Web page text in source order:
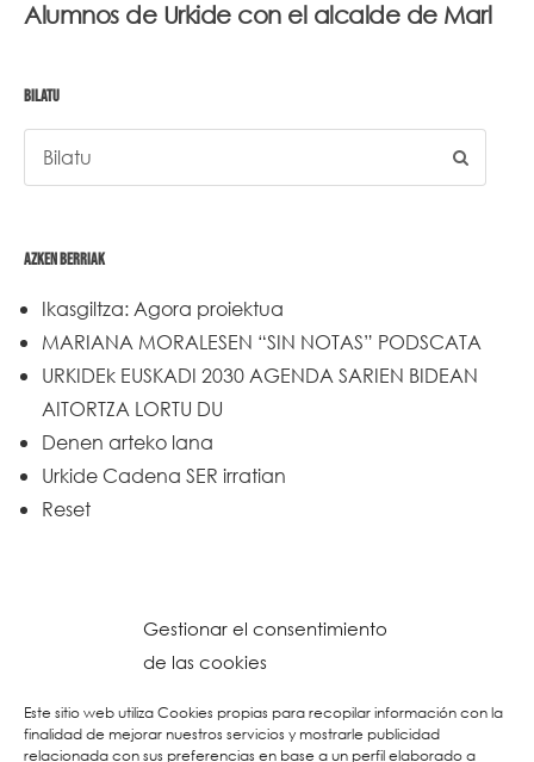
Gestionar el consentimiento
de las cookies
Este sitio web utiliza Cookies propias para recopilar información con la
finalidad de mejorar nuestros servicios y mostrarle publicidad
relacionada con sus preferencias en base a un perfil elaborado a
Alumnos de Urkide con el alcalde de Marl
BILATU
AZKEN BERRIAK
Ikasgiltza: Agora proiektua
MARIANA MORALESEN “SIN NOTAS” PODSCATA
URKIDEk EUSKADI 2030 AGENDA SARIEN BIDEAN
AITORTZA LORTU DU
Denen arteko lana
Urkide Cadena SER irratian
Reset